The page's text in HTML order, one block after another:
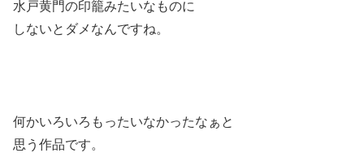
水戸黄門の印籠みたいなものに
しないとダメなんですね。
何かいろいろもったいなかったなぁと
思う作品です。